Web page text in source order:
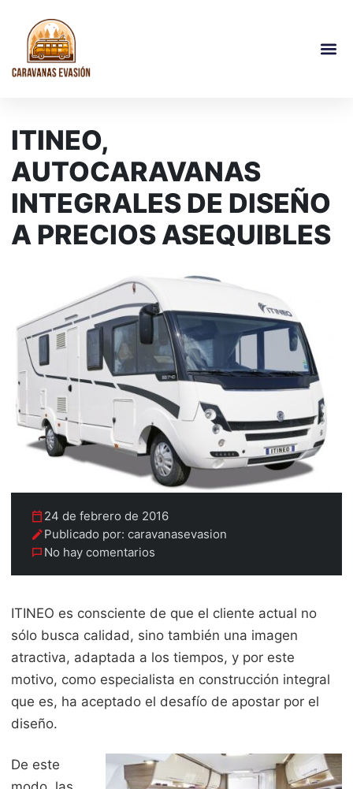
ITINEO,
AUTOCARAVANAS
INTEGRALES DE DISEÑO
A PRECIOS ASEQUIBLES
24 de febrero de 2016
Publicado por: caravanasevasion
No hay comentarios
ITINEO es consciente de que el cliente actual no
sólo busca calidad, sino también una imagen
atractiva, adaptada a los tiempos, y por este
motivo, como especialista en construcción integral
que es, ha aceptado el desafío de apostar por el
diseño.
De este